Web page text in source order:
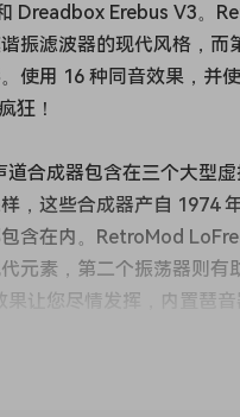
Dreadbox Erebus V3。
振滤波器的现代风格，
使用 16 种同音效果，并
狂！
道合成器包含在三个大型
，这些合成器产自 1974
含在内。RetroMod
元素，第二个振荡器则
果让您尽情发挥，内置琶
道合成器包含在三个大型